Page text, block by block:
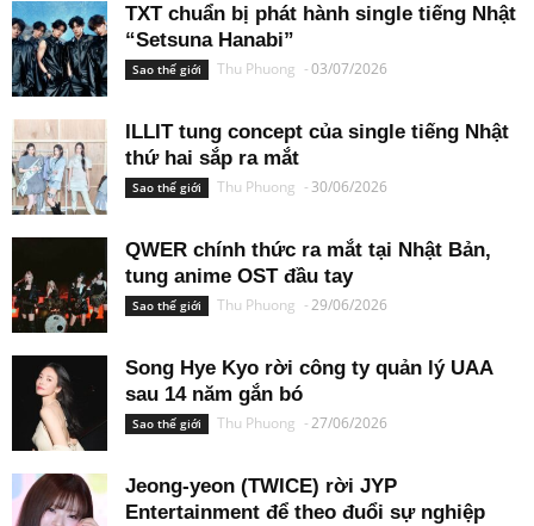
TXT chuẩn bị phát hành single tiếng Nhật
“Setsuna Hanabi”
Sao thế giới Thu Phuong -03/07/2026
ILLIT tung concept của single tiếng Nhật
thứ hai sắp ra mắt
Sao thế giới Thu Phuong - 30/06/2026
QWER chính thức ra mắt tại Nhật Bản,
tung anime OST đầu tay
Sao thế giới Thu Phuong -29/06/2026
Song Hye Kyo rời công ty quản lý UAA
sau 14 năm gắn bó
Sao thế giới Thu Phuong -27/06/2026
Jeong-yeon (TWICE) rời JYP
Entertainment để theo đuổi sự nghiệp